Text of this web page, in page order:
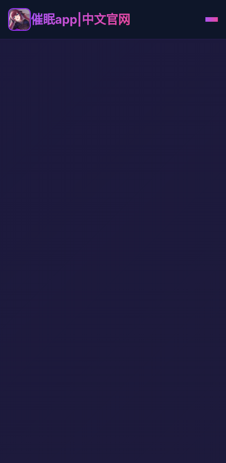
催眠app|中文官网